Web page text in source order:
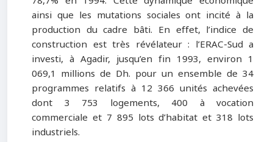
ainsi que les mutations sociales ont incité à la
production du cadre bâti. En effet, l’indice de
construction est très révélateur : l’ERAC-Sud a
investi, à Agadir, jusqu’en fin 1993, environ 1
069,1 millions de Dh. pour un ensemble de 34
programmes relatifs à 12 366 unités achevées
dont 3 753 logements, 400 à vocation
commerciale et 7 895 lots d’habitat et 318 lots
industriels.